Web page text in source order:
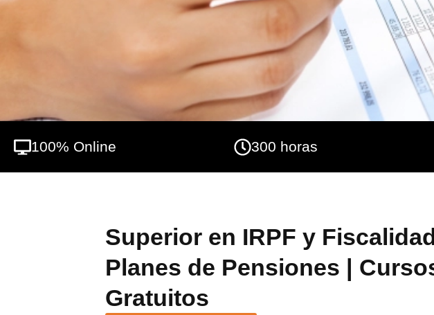
100% Online 300 horas
Superior en IRPF y
Planes de Pensiones |
Gratuitos